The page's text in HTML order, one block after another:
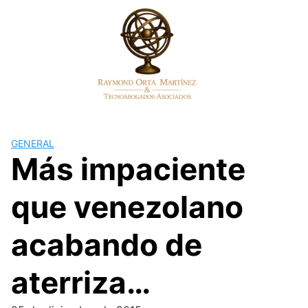
GENERAL
Más impaciente
que venezolano
acabando de
aterriza…